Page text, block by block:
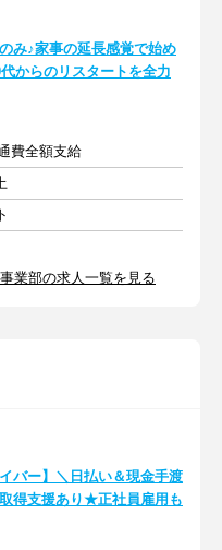
み♪家事の延長感覚で始め
からのリスタートを全力
費全額支給
業部の求人一覧を見る
バー】＼日払い＆現金手渡
得支援あり★正社員雇用も